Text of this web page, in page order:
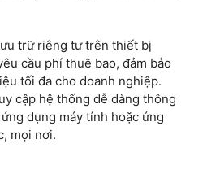
trữ riêng tư trên thiết bị
cầu phí thuê bao, đảm bảo
tối đa cho doanh nghiệp.
cập hệ thống dễ dàng thông
dụng máy tính hoặc ứng
mọi nơi.